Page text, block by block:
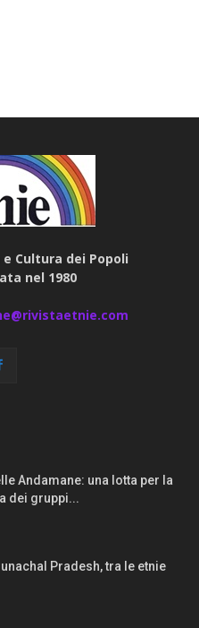
Cultura dei Popoli
nel 1980
Andamane: una lotta per la
dei gruppi...
Pradesh, tra le etnie